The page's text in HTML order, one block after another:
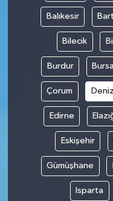
Balıkesir
Bilecik
Burdur
Çorum
Edirne
Eskişehir
Gümüşhane
Isparta